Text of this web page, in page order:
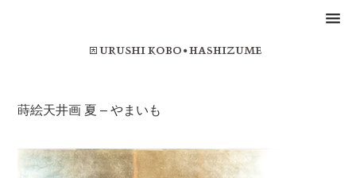
蒔絵天井画 夏 – やまいも